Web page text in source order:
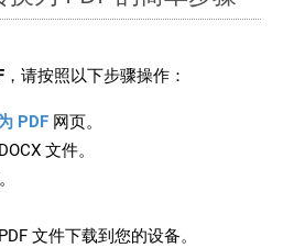
，请按照以下步骤操作：
PDF 网页。
文件。
文件下载到您的设备。